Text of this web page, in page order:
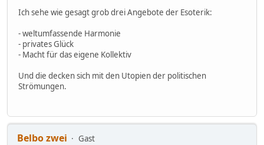
Ich sehe wie gesagt grob drei Angebote der Esoterik:
- weltumfassende Harmonie
- privates Glück
- Macht für das eigene Kollektiv
Und die decken sich mit den Utopien der politischen
Strömungen.
Belbo zwei
Gast